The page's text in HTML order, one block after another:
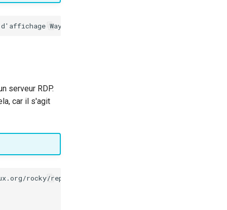
serveur RDP.
car il s'agit
rocky/repo/#community-approved-repositories),